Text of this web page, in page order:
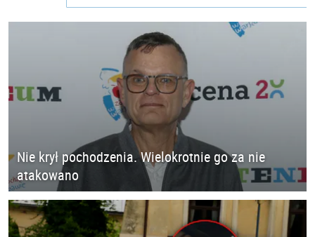
Nie krył pochodzenia. Wielokrotnie go za nie
atakowano